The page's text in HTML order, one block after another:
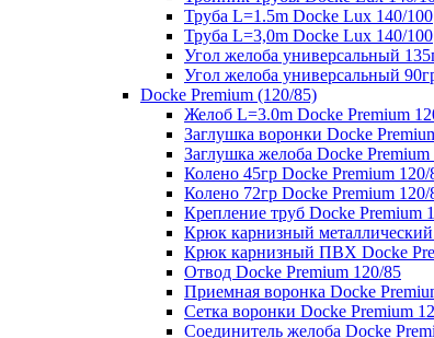
Труба L=1.5m Docke Lux 140/100
Труба L=3,0m Docke Lux 140/100
Угол желоба универсальный
Угол желоба универсальный
Docke Premium (120/85)
Желоб L=3.0m Docke Premium
Заглушка воронки Docke
Заглушка желоба Docke Premium
Колено 45гр Docke Premium 120/
Колено 72гр Docke Premium 120/
Крепление труб Docke Premium
Крюк карнизный
Крюк карнизный ПВХ Docke
Отвод Docke Premium 120/85
Приемная воронка Docke
Сетка воронки Docke Premium
Соединитель желоба Docke